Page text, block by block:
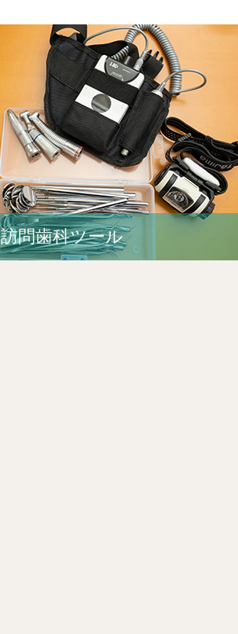
訪問歯科ツール